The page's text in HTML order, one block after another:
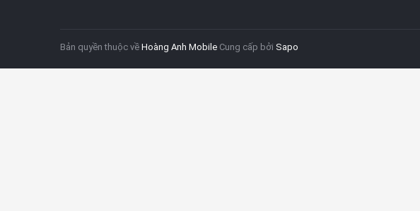
Bản quyền thuộc về Hoàng Anh Mobile Cung cấp bởi Sapo